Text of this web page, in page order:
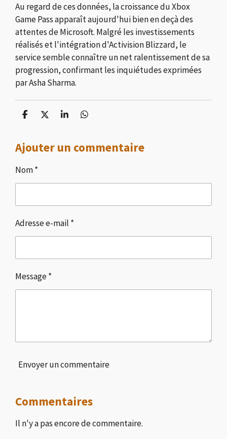
Au regard de ces données, la croissance du Xbox
Game Pass apparaît aujourd'hui bien en deçà des
attentes de Microsoft. Malgré les investissements
réalisés et l'intégration d'Activision Blizzard, le
service semble connaître un net ralentissement de sa
progression, confirmant les inquiétudes exprimées
par Asha Sharma.
P
t
a
e
r
P
t
a
r
P
t
a
r
P
t
a
r
Ajouter un commentaire
Nom *
Adresse e-mail *
Message *
Envoyer un commentaire
Commentaires
Il n'y a pas encore de commentaire.